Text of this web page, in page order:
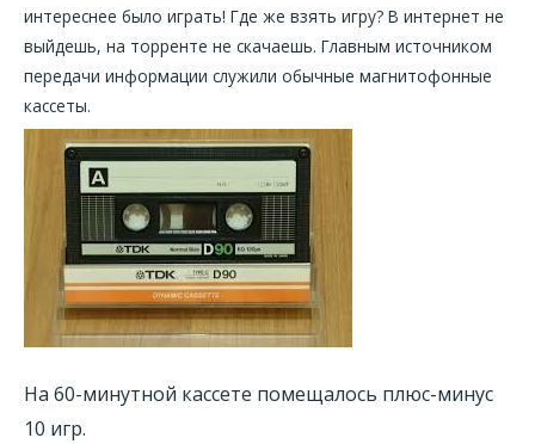
интереснее было играть! Где же взять игру? В интернет не
выйдешь, на торренте не скачаешь. Главным источником
передачи информации служили обычные магнитофонные
кассеты.
На 60-минутной кассете помещалось плюс-минус
10 игр.